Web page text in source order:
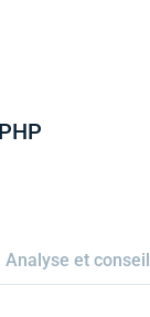
Analyse et conseil